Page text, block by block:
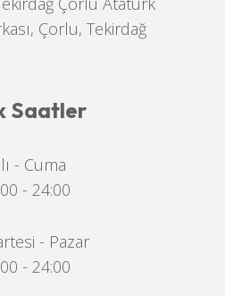
Çorlu, Tekirdağ
Saatler
- Cuma
- 24:00
- Pazar
- 24:00